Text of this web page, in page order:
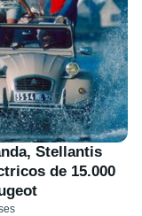
Stellantis
de 15.000